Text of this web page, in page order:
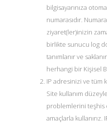
bilgisayarınıza
numarasıdır.
ziyaret(ler)inizin
birlikte sunucu log
tanımlanır ve
herhangi bir Kişisel
IP adresinizi ve tüm
Site kullanım
problemlerini teşhis
amaçlarla